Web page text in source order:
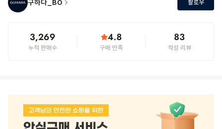
구하다_BO 팔로우
3,269
누적 판매수
4.8
구매 만족
83
작성 리뷰